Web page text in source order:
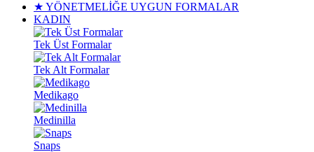
★ YÖNETMELİĞE UYGUN FORMALAR
KADIN
Tek Üst Formalar
Tek Alt Formalar
Medikago
Medinilla
Snaps